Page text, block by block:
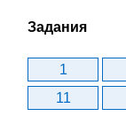
Задания
1
11